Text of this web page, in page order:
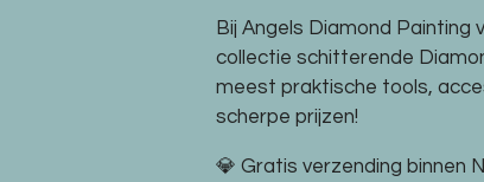
Bij Angels Diamond Painting
collectie schitterende
meest praktische tools,
scherpe prijzen!
💎 Gratis verzending binnen